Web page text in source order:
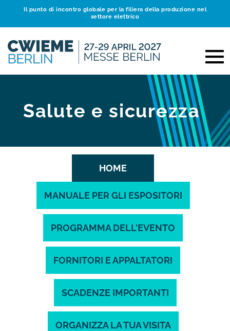
Il punto di incontro globale per la filiera della produzione nel
settore elettrico
Salute e sicurezza
HOME
MANUALE PER GLI ESPOSITORI
PROGRAMMA DELL'EVENTO
FORNITORI E APPALTATORI
SCADENZE IMPORTANTI
ORGANIZZA LA TUA VISITA